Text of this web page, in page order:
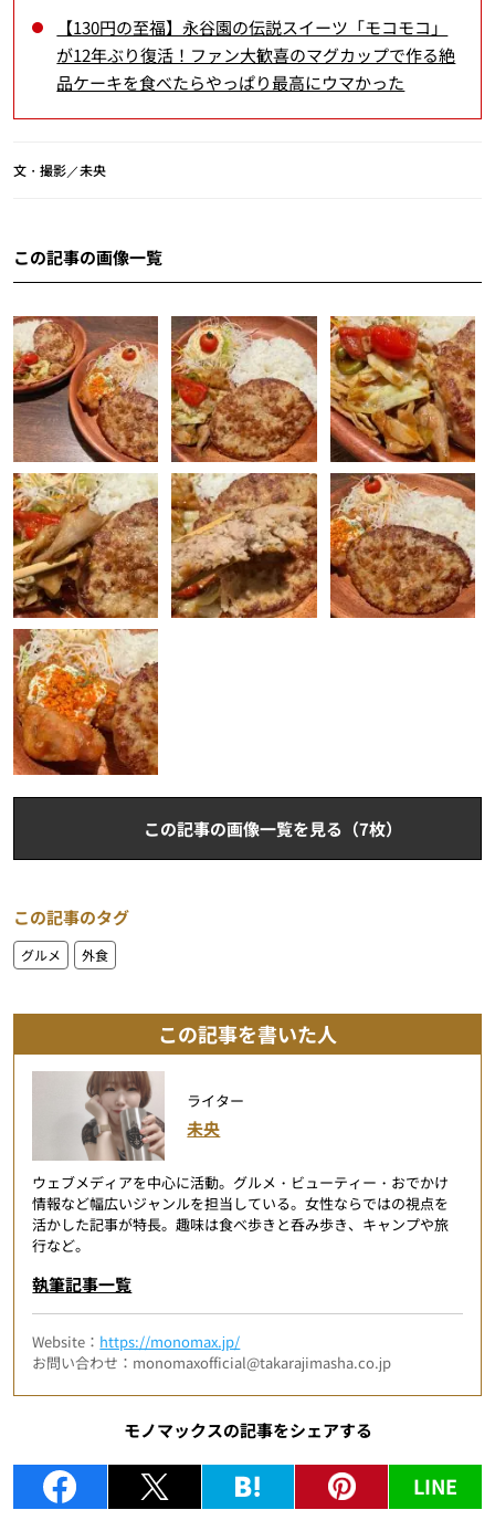
【130円の至福】永谷園の伝説スイーツ「モコモコ」
が12年ぶり復活！ファン大歓喜のマグカップで作る絶
品ケーキを食べたらやっぱり最高にウマかった
文・撮影／未央
この記事の画像一覧
この記事の画像一覧を見る（7枚）
この記事のタグ
グルメ 外食
この記事を書いた人
ライター
未央
ウェブメディアを中心に活動。グルメ・ビューティー・おでかけ
情報など幅広いジャンルを担当している。女性ならではの視点を
活かした記事が特長。趣味は食べ歩きと呑み歩き、キャンプや旅
行など。
執筆記事一覧
Website： https://monomax.jp/
お問い合わせ：monomaxofficial@takarajimasha.co.jp
モノマックスの記事をシェアする
LINE